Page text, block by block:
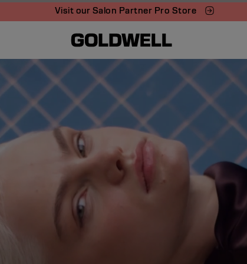
Visit our Salon Partner Pro Store